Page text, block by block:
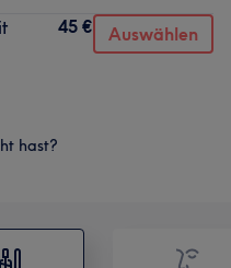
45 € Auswählen
hast?